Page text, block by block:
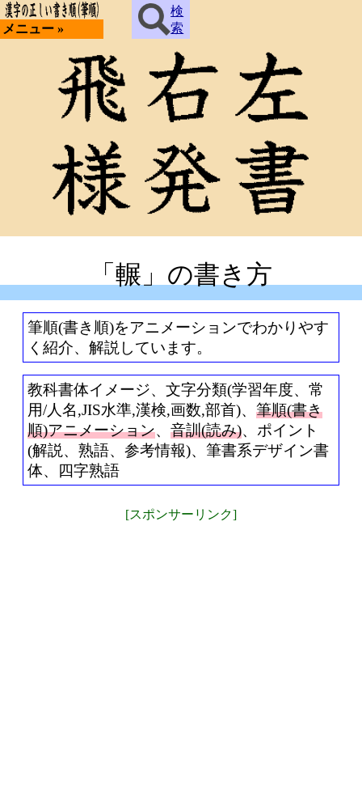
メニュー »
検
索
「輾」の書き方
筆順(書き順)をアニメーションでわかりやす
く紹介、解説しています。
教科書体イメージ、文字分類(学習年度、常
用/人名,JIS水準,漢検,画数,部首)、 筆順(書き
順)アニメーション、 音訓(読み)、ポイント
(解説、熟語、参考情報)、筆書系デザイン書
体、四字熟語
[スポンサーリンク]